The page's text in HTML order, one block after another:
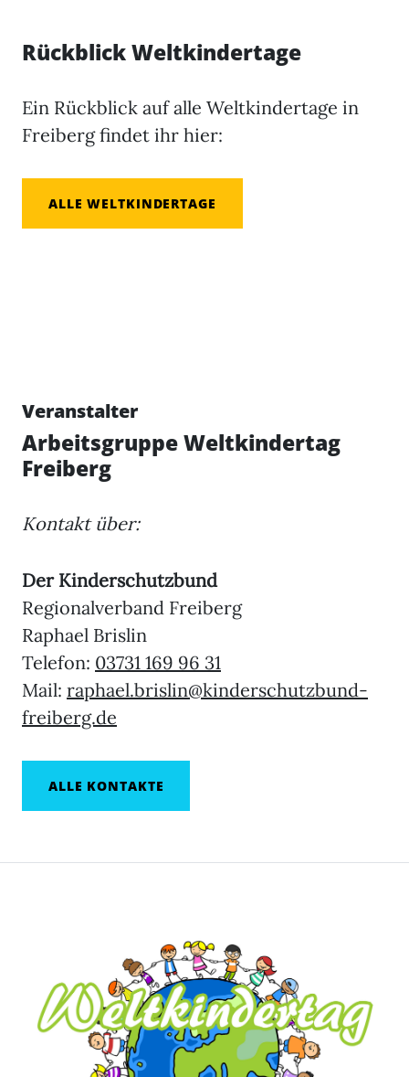
Rückblick Weltkindertage
Ein Rückblick auf alle Weltkindertage in
Freiberg findet ihr hier:
ALLE WELTKINDERTAGE
Veranstalter
Arbeitsgruppe Weltkindertag
Freiberg
Kontakt über:
Der Kinderschutzbund
Regionalverband Freiberg
Raphael Brislin
Telefon: 03731 169 96 31
Mail: raphael.brislin@kinderschutzbund-
freiberg.de
ALLE KONTAKTE